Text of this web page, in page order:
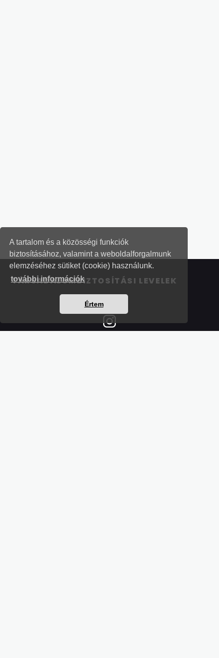
A tartalom és a közösségi funkciók
biztosításához, valamint a weboldalforgalmunk
elemzéséhez sütiket (cookie) használunk.
további információk
Értem
TÁRSADALOMBIZTOSÍTÁSI LEVELEK